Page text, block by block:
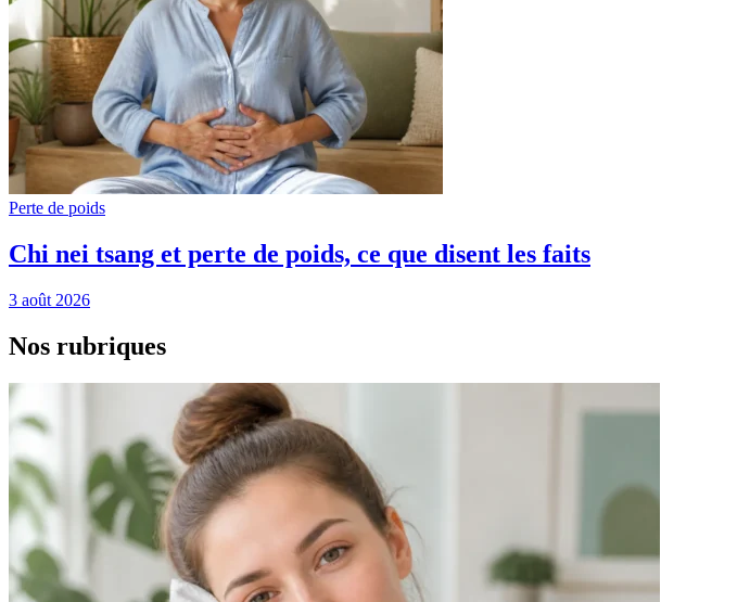
Perte de poids
Chi nei tsang et perte de poids, ce que disent les faits
3 août 2026
Nos rubriques